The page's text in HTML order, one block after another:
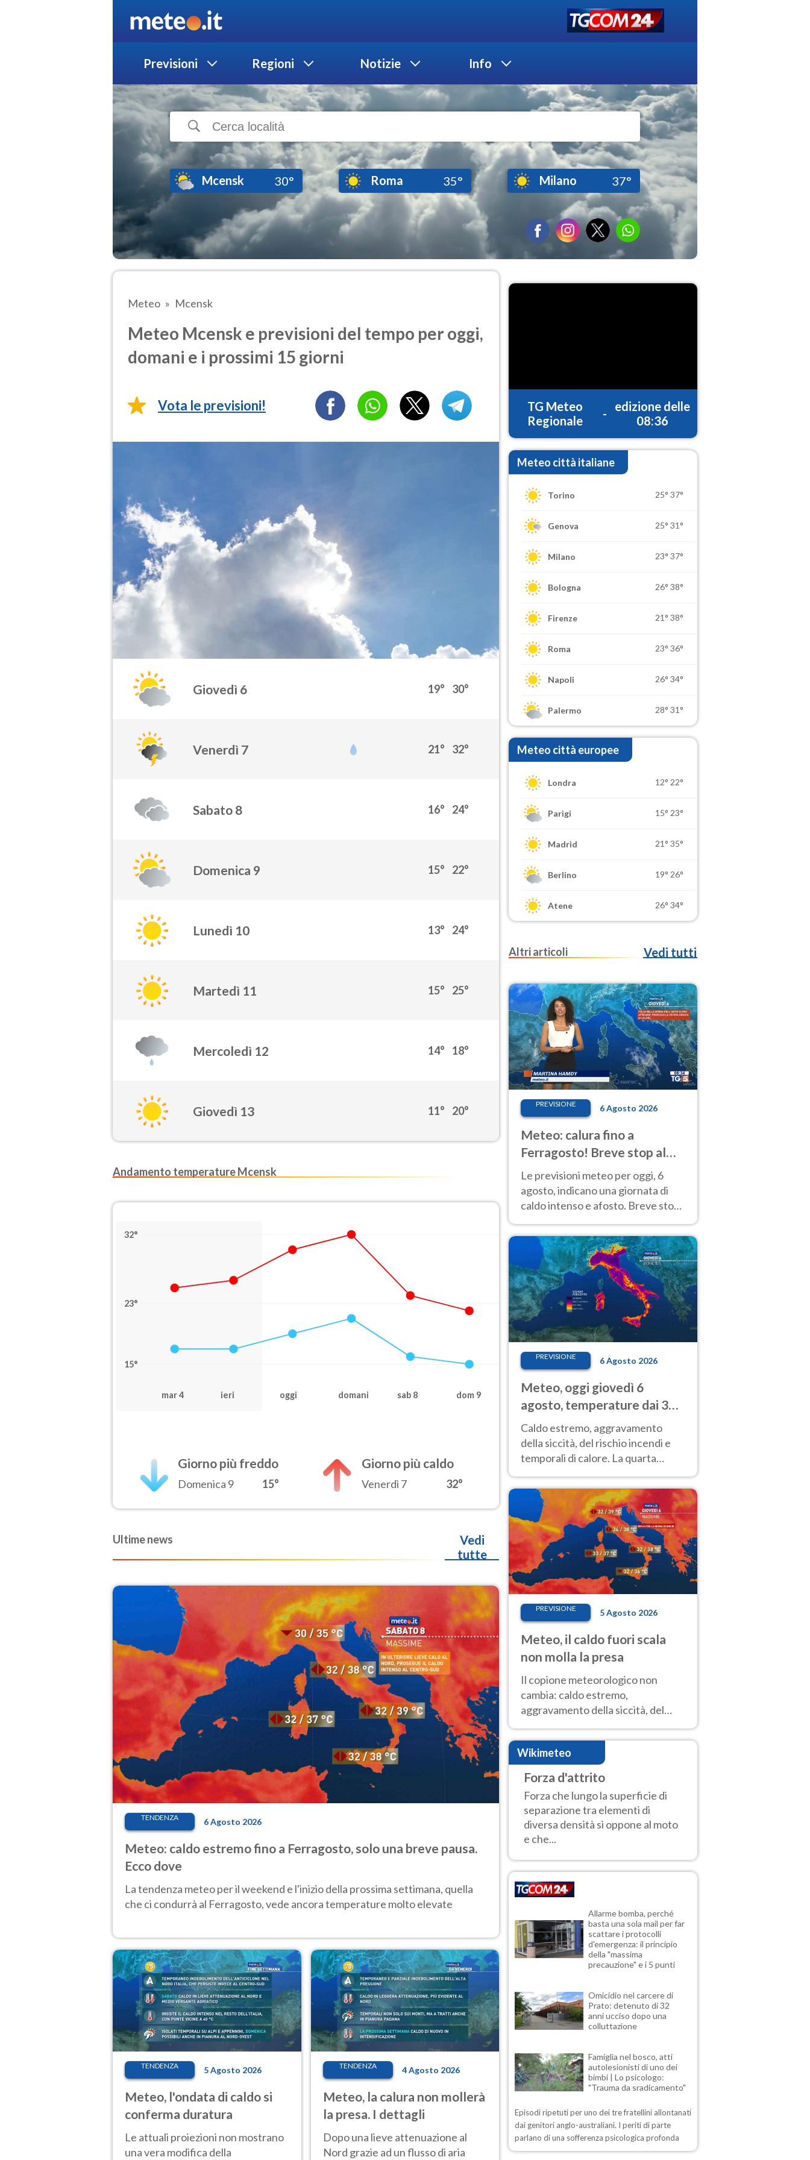
Previsioni Regioni Notizie Info
Mcensk 30° Roma 35° Milano 37°
Meteo Mcensk
Meteo Mcensk e previsioni del tempo per oggi,
domani e i prossimi 15 giorni
Vota le previsioni!
Giovedì 6 19° 30°
Venerdì 7 21° 32°
Sabato 8 16° 24°
Domenica 9 15° 22°
Lunedì 10 13° 24°
Martedì 11 15° 25°
Mercoledì 12 14° 18°
Giovedì 13 11° 20°
Andamento temperature Mcensk
32°
23°
15°
mar 4 ieri oggi domani sab 8 dom 9
Giorno più freddo
Domenica 9 15°
Giorno più caldo
Venerdì 7 32°
Ultime news
Vedi
tutte
TENDENZA 6 Agosto 2026
Meteo: caldo estremo fino a Ferragosto, solo una breve pausa.
Ecco dove
La tendenza meteo per il weekend e l'inizio della prossima settimana, quella
che ci condurrà al Ferragosto, vede ancora temperature molto elevate
TENDENZA 5 Agosto 2026
Meteo, l'ondata di caldo si
conferma duratura
Le attuali proiezioni non mostrano
una vera modifica della
TENDENZA 4 Agosto 2026
Meteo, la calura non mollerà
la presa. I dettagli
Dopo una lieve attenuazione al
Nord grazie ad un flusso di aria
TG Meteo
Regionale
-
edizione delle
08:36
Meteo città italiane
Torino 25° 37°
Genova 25° 31°
Milano 23° 37°
Bologna 26° 38°
Firenze 21° 38°
Roma 23° 36°
Napoli 26° 34°
Palermo 28° 31°
Meteo città europee
Londra 12° 22°
Parigi 15° 23°
Madrid 21° 35°
Berlino 19° 26°
Atene 26° 34°
Altri articoli Vedi tutti
PREVISIONE 6 Agosto 2026
Meteo: calura fino a
Ferragosto! Breve stop al
Nord tra 7 e 9 agosto
Le previsioni meteo per oggi, 6
agosto, indicano una giornata di
caldo intenso e afosto. Breve stop
Nord.
PREVISIONE 6 Agosto 2026
Meteo, oggi giovedì 6
agosto, temperature dai 33
ai 40 gradi
Caldo estremo, aggravamento
della siccità, del rischio incendi e
temporali di calore. La quarta
tregua e durerà fino Ferragosto
PREVISIONE 5 Agosto 2026
Meteo, il caldo fuori scala
non molla la presa
Il copione meteorologico non
cambia: caldo estremo,
aggravamento della siccità, del
rischio incendi e temporali di
calore. Nessun cambiamento fino
Ferragosto
Wikimeteo
Forza d'attrito
Forza che lungo la superficie di
separazione tra elementi di
diversa densità si oppone al moto
e che...
Allarme bomba, perché
basta una sola mail per far
scattare i protocolli
d'emergenza: il principio
della "massima
precauzione" e i 5 punti
Omicidio nel carcere di
Prato: detenuto di 32
anni ucciso dopo una
colluttazione
Famiglia nel bosco, atti
autolesionisti di uno dei
bimbi | Lo psicologo:
"Trauma da sradicamento"
Episodi ripetuti per uno dei tre fratellini allontanati
dai genitori anglo-australiani. I periti di parte
parlano di una sofferenza psicologica profonda